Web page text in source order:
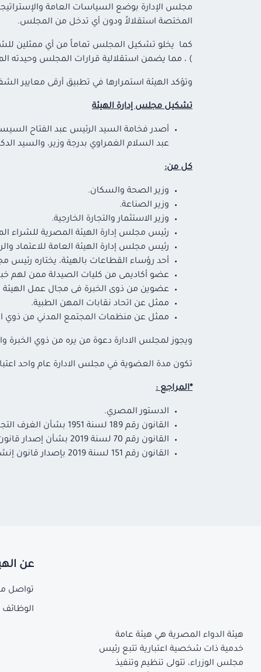
مجلس الإدارة بوضع السياسات العامة
المختصة استقلالاً ودون أي تدخل من المجلس.
كما يخلو تشكيل المجلس تماماً من أي ممثلين
) ، مما يضمن استقلالية قرارات المجلس وحيدته
وتؤكد الهيئة استمرارها في تطبيق أرقى معايير
تشكيل مجلس إدارة الهيئة
أصدر فخامة السيد الرئيس عبد الفتاح
عبد السلام الغمراوي بدرجة وزير، والسيد
كل من:
وزير الصحة والسكان.
وزير الصناعة.
وزير الاستثمار والتجارة الخارجية.
رئيس مجلس إدارة الهيئة المصرية للشراء
رئيس مجلس إدارة الهيئة العامة للاعتماد
أحد رؤساء القطاعات بالهيئة، يختاره رئيس
عضو أكاديمى من كليات الصيدلة ممن لهم
عضوين من ذوى الخبرة فى مجال عمل الهيئة
ممثل عن اتحاد نقابات المهن الطبية.
ممثل عن منظمات المجتمع المدني من ذوي
ويجوز لمجلس الادارة دعوة من يره من ذوي
تكون مدة العضوية في مجلس الادارة عام واحد اعتبارا من 12 /
*المراجع :
الدستور المصري.
القانون رقم 189 لسنة 1951 بشأن الغرف التجارية.
القانون رقم 70 لسنة 2019 بشأن إصدار قانون تنظيم اتحاد الصناعات المصرية والغرف الصناعية.
القانون رقم 151 لسنة 2019 بإصدار قانون إنشاء هيئة الدواء المصرية.
هيئة الدواء المصرية هي هيئة عامة
خدمية ذات شخصية اعتبارية تتبع رئيس
مجلس الوزراء، تتولى تنظيم وتنفيذ
عن
تواصل
الوظائف